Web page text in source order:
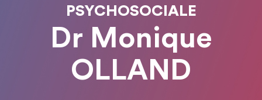
PSYCHOSOCIALE
Dr Monique
OLLAND